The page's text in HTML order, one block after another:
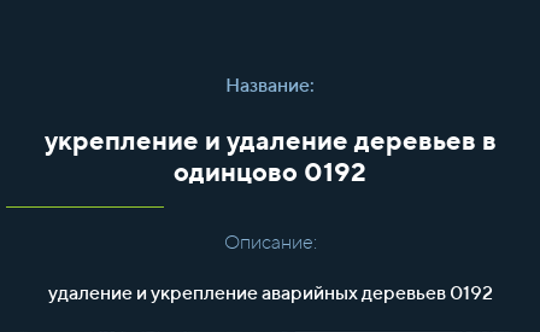
Название:
укрепление и удаление деревьев в
одинцово 0192
Описание:
удаление и укрепление аварийных деревьев 0192